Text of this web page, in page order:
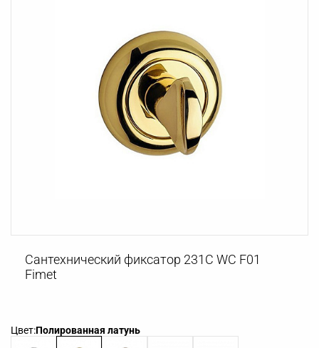
Сантехнический фиксатор 231C WC F01
Fimet
Цвет:Полированная латунь